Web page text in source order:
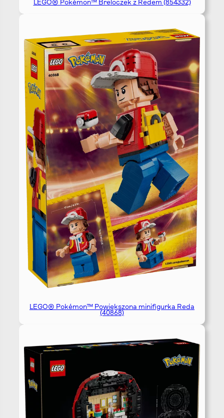
LEGO® Pokémon™ Breloczek z Redem (854332)
LEGO® Pokémon™ Powiększona minifigurka Reda
(40868)